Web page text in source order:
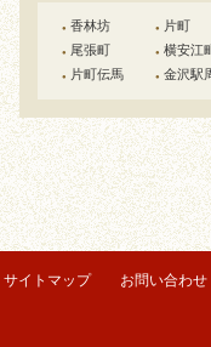
● 香林坊
● 尾張町
● 片町伝馬
● 片町
● 横安江
● 金沢駅
サイトマップ お問い合わせ